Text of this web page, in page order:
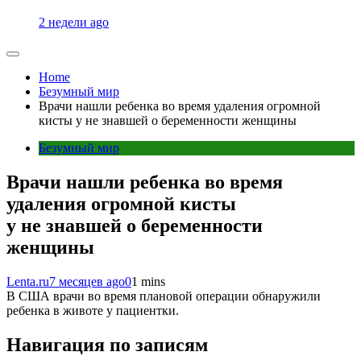
2 недели ago
Home
Безумный мир
Врачи нашли ребенка во время удаления огромной
кисты у не знавшей о беременности женщины
Безумный мир
Врачи нашли ребенка во время
удаления огромной кисты
у не знавшей о беременности
женщины
Lenta.ru7 месяцев ago01 mins
В США врачи во время плановой операции обнаружили
ребенка в животе у пациентки.
Навигация по записям